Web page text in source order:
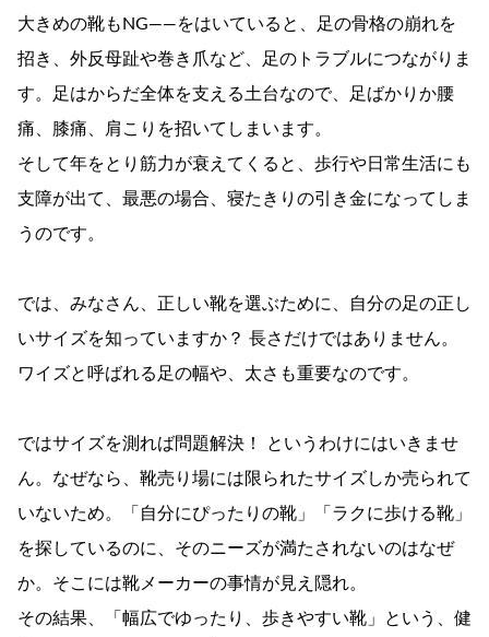
大きめの靴もNG――をはいていると、足の骨格の崩れを
招き、外反母趾や巻き爪など、足のトラブルにつながりま
す。足はからだ全体を支える土台なので、足ばかりか腰
痛、膝痛、肩こりを招いてしまいます。
そして年をとり筋力が衰えてくると、歩行や日常生活にも
支障が出て、最悪の場合、寝たきりの引き金になってしま
うのです。
では、みなさん、正しい靴を選ぶために、自分の足の正し
いサイズを知っていますか？ 長さだけではありません。
ワイズと呼ばれる足の幅や、太さも重要なのです。
ではサイズを測れば問題解決！ というわけにはいきませ
ん。なぜなら、靴売り場には限られたサイズしか売られて
いないため。「自分にぴったりの靴」「ラクに歩ける靴」
を探しているのに、そのニーズが満たされないのはなぜ
か。そこには靴メーカーの事情が見え隠れ。
その結果、「幅広でゆったり、歩きやすい靴」という、健